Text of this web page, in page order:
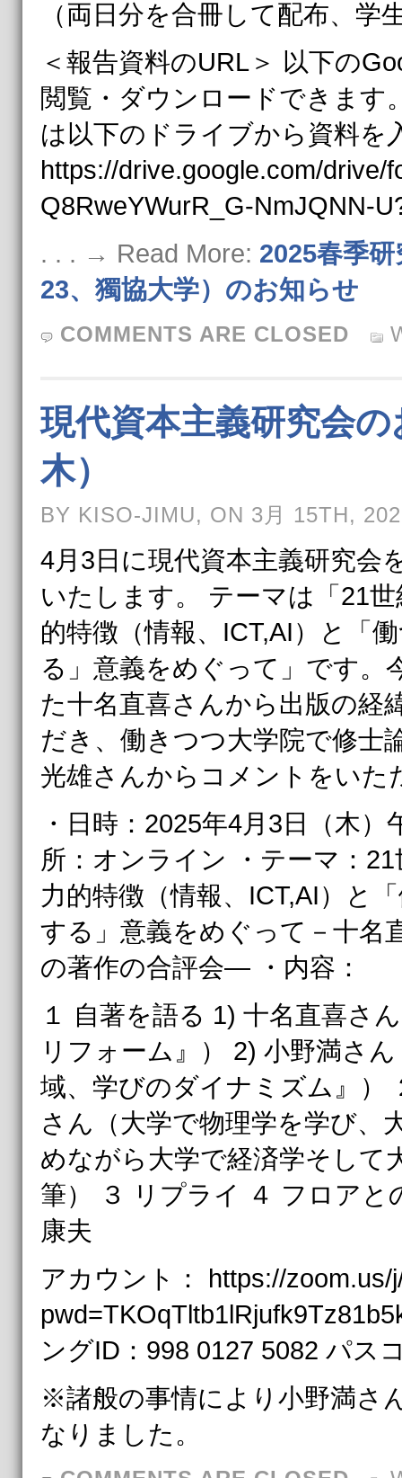
（両日分を合冊して配布、学
＜報告資料のURL＞ 以下の
閲覧・ダウンロードできます
は以下のドライブから資料を
https://drive.google.com/drive/
Q8RweYWurR_G-NmJQNN-
. . . → Read More: 2025春季
23、獨協大学）のお知らせ
COMMENTS ARE CLOSED
現代資本主義研究会
木）
BY KISO-JIMU, ON 3月 15TH,
4月3日に現代資本主義研究会
いたします。 テーマは「21
的特徴（情報、ICT,AI）と「
る」意義をめぐって」です。
た十名直喜さんから出版の経
だき、働きつつ大学院で修士
光雄さんからコメントをいた
・日時：2025年4月3日（木）
所：オンライン ・テーマ：
力的特徴（情報、ICT,AI）と
する」意義をめぐって－十名
の著作の合評会― ・内容：
１ 自著を語る 1) 十名直喜さ
リフォーム』） 2) 小野満さ
域、学びのダイナミズム』）
さん（大学で物理学を学び、
めながら大学で経済学そして
筆） ３ リプライ ４ フロアと
康夫
アカウント： https://zoom.us/
ングID：998 0127 5082 パス
※諸般の事情により小野満さ
なりました。